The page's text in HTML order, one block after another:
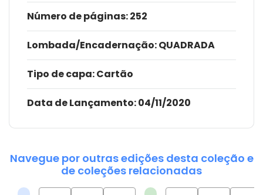
Número de páginas: 252
Lombada/Encadernação: QUADRADA
Tipo de capa:Cartão
Data de Lançamento:04/11/2020
Navegue por outras edições desta coleção e
de coleções relacionadas